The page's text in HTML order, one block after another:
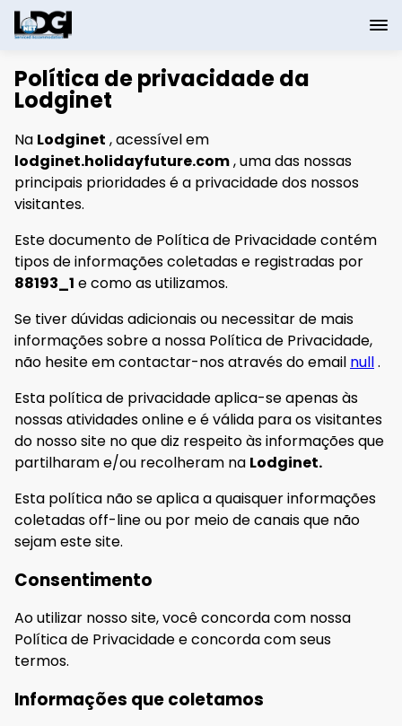
Política de privacidade da
Lodginet
Na Lodginet , acessível em
lodginet.holidayfuture.com, uma das nossas
principais prioridades é a privacidade dos nossos
visitantes.
Este documento de Política de Privacidade contém
tipos de informações coletadas e registradas por
88193_1 e como as utilizamos.
Se tiver dúvidas adicionais ou necessitar de mais
informações sobre a nossa Política de Privacidade,
não hesite em contactar-nos através do email null.
Esta política de privacidade aplica-se apenas às
nossas atividades online e é válida para os visitantes
do nosso site no que diz respeito às informações que
partilharam e/ou recolheram na Lodginet.
Esta política não se aplica a quaisquer informações
coletadas off-line ou por meio de canais que não
sejam este site.
Consentimento
Ao utilizar nosso site, você concorda com nossa
Política de Privacidade e concorda com seus
termos.
Informações que coletamos